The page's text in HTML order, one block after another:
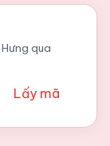
qua
Lấy mã